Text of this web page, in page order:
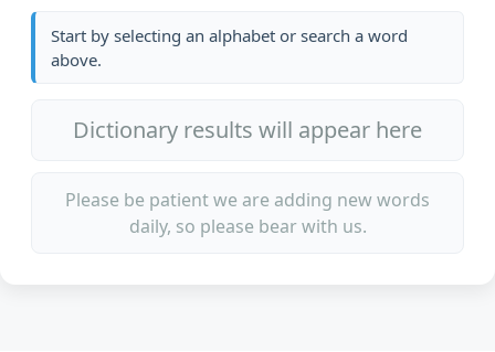
Start by selecting an alphabet or search a word
above.
Dictionary results will appear here
Please be patient we are adding new words
daily, so please bear with us.